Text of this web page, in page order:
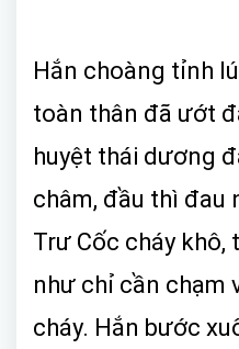
Hắn choàng tỉnh
toàn thân đã ướt
huyệt thái dương
châm, đầu thì đau
Trư Cốc cháy
như chỉ cần chạm
cháy. Hắn bước